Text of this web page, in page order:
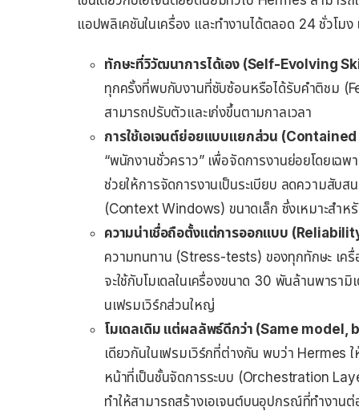
แอปพลิเคชันในเครื่อง และทำงานได้ตลอด 24 ชั่วโ
ทักษะที่วิวัฒนาการได้เอง (Self-Evolving
ทุกครั้งที่พบกับงานที่ซับซ้อนหรือได้รับคำติชม
สามารถปรับตัวและเก่งขึ้นตามกาลเวลา
การใช้เอเจนต์ย่อยแบบแยกส่วน
“พนักงานชั่วคราว” เพื่อจัดการงานย่อยโดยเฉพ
ช่วยให้การจัดการงานเป็นระเบียบ ลดความสับ
(Context Windows) ขนาดเล็ก ซึ่งเหมาะสำหรั
ความน่าเชื่อถือตั้งแต่การออกแบบ
ความทนทาน (Stress-tests) ของทุกทักษะ เค
จะใช้กับโมเดลในเครื่องขนาด 30 พันล้านพาร
นเฟรมเวิร์กส่วนใหญ่
โมเดลเดิม แต่ผลลัพธ์ดีกว่า (Same
เดียวกันในเฟรมเวิร์กที่ต่างกัน พบว่า Hermes
หน้าที่เป็นชั้นจัดการระบบ (Orchestration
ทำให้สามารถสร้างเอเจนต์บนอุปกรณ์ที่ทำงาน